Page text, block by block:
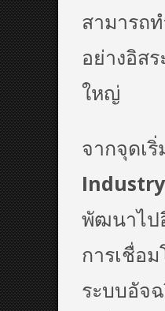
สามารถ
อย่างอิส
ใหญ่
จากจุดเ
พัฒนาไป
การเชื่อม
ระบบอัจ